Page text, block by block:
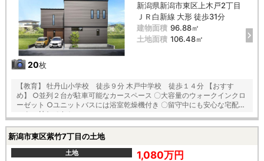
20枚
新潟県新潟市東区上木戸2丁目
ＪＲ白新線 大形 徒歩31分
建物面積 96.88㎡
土地面積 106.48㎡
【教育】 牡丹山小学校 徒歩９分 木戸中学校 徒歩１４分 【おすす
め】 ○並列２台が駐車可能なカースペース 〇大容量のウォークインクロ
ーゼット ○ユニットバスには浴室乾燥機付き 〇留守中にも安心な宅配ボ
ックス付きです！
新潟市東区紫竹7丁目の土地
土地 1,080万円